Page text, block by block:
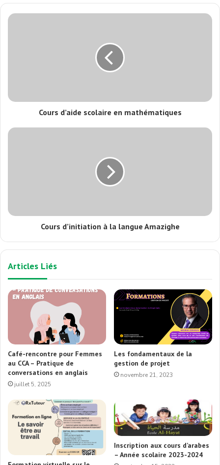
Cours d’aide scolaire en mathématiques
Cours d’initiation à la langue Amazighe
Articles Liés
Café-rencontre pour Femmes
au CCA – Pratique de
conversations en anglais
juillet 5, 2025
Les fondamentaux de la
gestion de projet
novembre 21, 2023
Inscription aux cours d’arabes
– Année scolaire 2023-2024